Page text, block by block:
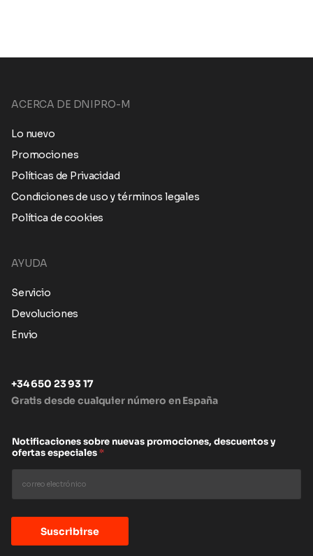
ACERCA DE DNIPRO-M
Lo nuevo
Promociones
Políticas de Privacidad
Condiciones de uso y términos legales
Política de cookies
AYUDA
Servicio
Devoluciones
Envio
+34 650 23 93 17
Gratis desde cualquier número en España
Notificaciones sobre nuevas promociones, descuentos y
ofertas especiales*
Suscribirse